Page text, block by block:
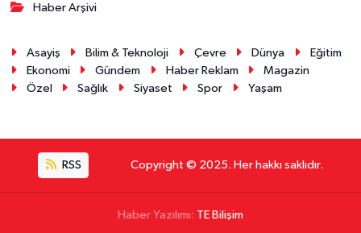
Haber Arşivi
Asayiş Bilim & Teknoloji Çevre Dünya
Eğitim
Ekonomi
Gündem Haber Reklam
Magazin
Özel
Sağlık Siyaset Spor Yaşam
RSS Copyright © 2025. Her hakkı saklıdır.
Haber Yazılımı: TE Bilişim